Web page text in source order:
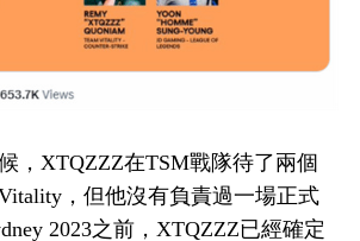
，XTQZZZ在TSM戰隊待了兩個
，但他沒有負責過一場正式
2023之前，XTQZZZ已經確定